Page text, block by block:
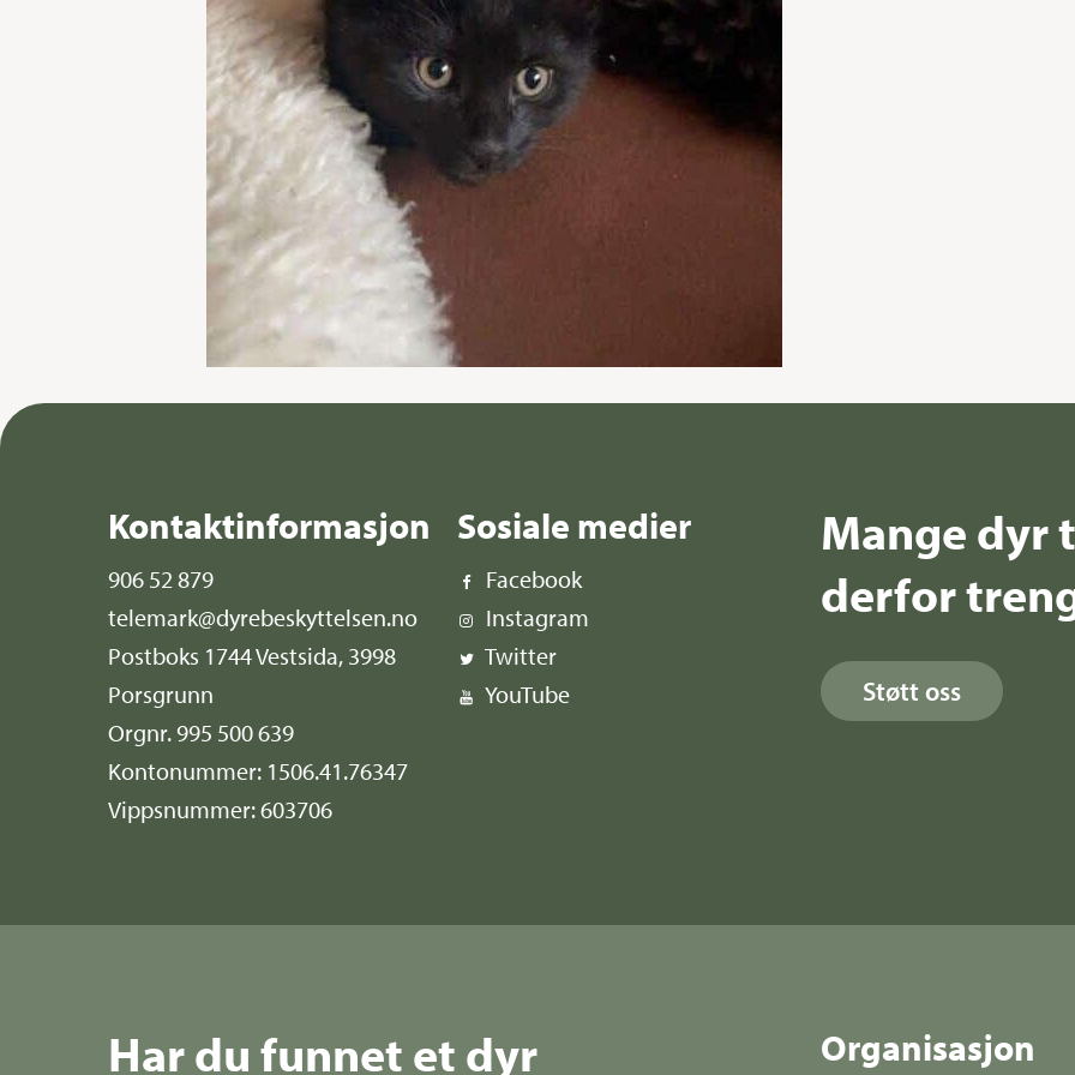
Kontaktinformasjon
906 52 879
telemark@dyrebeskyttelsen.no
Postboks 1744 Vestsida, 3998
Porsgrunn
Orgnr. 995 500 639
Kontonummer: 1506.41.76347
Vippsnummer: 603706
Sosiale medier
Facebook
Instagram
Twitter
YouTube
Mange dyr
derfor
Støtt oss
Har du funnet et dyr Organisasjon